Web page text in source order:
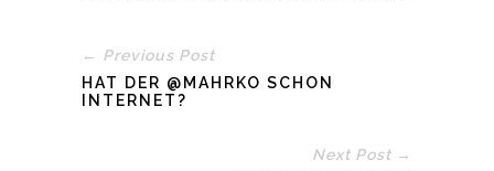
← Previous Post
HAT DER @MAHRKO SCHON
INTERNET?
Next Post →